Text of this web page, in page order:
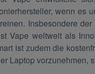
wenn es
Insbesondere
Vape weltweit als
ist zudem die
Laptop vorzunehmen,